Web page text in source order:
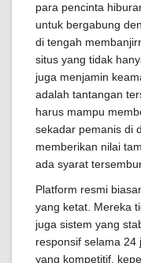
para pencinta
untuk bergabung
di tengah
situs yang tidak
juga menjamin
adalah tantangan
harus mampu
sekadar pemanis di
memberikan nilai
ada syarat
Platform resmi
yang ketat. Mereka
juga sistem yang
responsif selama 24
yang kompetitif,